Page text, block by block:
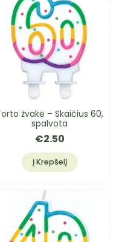
žvakė – Skaičius 60,
spalvota
€2.50
Į Krepšelį